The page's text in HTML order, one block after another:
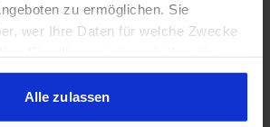
zu ermöglichen. Sie
wer Ihre Daten für welche Zwecke
durch Klicken auf das Privacy
oder widerrufen
Alle zulassen
RX 6600 XT Dual OC